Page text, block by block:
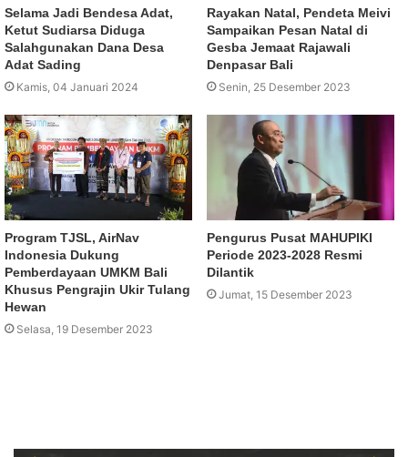
Selama Jadi Bendesa Adat,
Ketut Sudiarsa Diduga
Salahgunakan Dana Desa
Adat Sading
Kamis, 04 Januari 2024
Rayakan Natal, Pendeta Meivi
Sampaikan Pesan Natal di
Gesba Jemaat Rajawali
Denpasar Bali
Senin, 25 Desember 2023
Program TJSL, AirNav
Indonesia Dukung
Pemberdayaan UMKM Bali
Khusus Pengrajin Ukir Tulang
Hewan
Selasa, 19 Desember 2023
Pengurus Pusat MAHUPIKI
Periode 2023-2028 Resmi
Dilantik
Jumat, 15 Desember 2023